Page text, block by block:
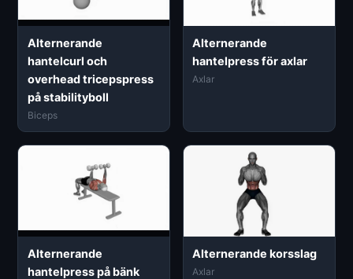
Alternerande
hantelcurl och
overhead tricepspress
på stabilityboll
Biceps
Alternerande
hantelpress för axlar
Axlar
Alternerande
hantelpress på bänk
Alternerande korsslag
Axlar